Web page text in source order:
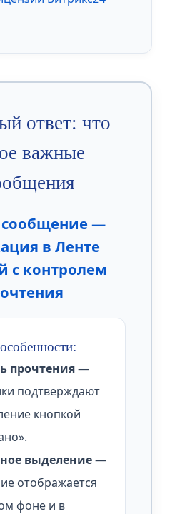
ответ: что
важные
—
в Ленте
с контролем
прочтения—
подтверждают
кнопкой
выделение—
отображается
фоне и в